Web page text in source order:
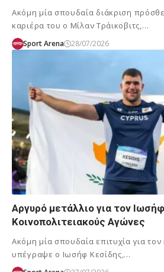
Ακόμη μία σπουδαία διάκριση
καριέρα του ο Μίλαν Τράικοβιτς,…
Sport Arena 28/07/2026
Αργυρό μετάλλιο για τον
Κοινοπολιτειακούς Αγώνες
Ακόμη μία σπουδαία επιτυχία για τον
υπέγραψε ο Ιωσήφ Κεσίδης,…